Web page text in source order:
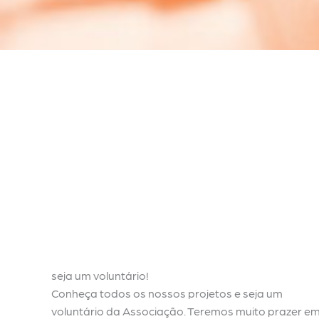
seja um voluntário!
Conheça todos os nossos projetos e seja um
voluntário da Associação. Teremos muito prazer